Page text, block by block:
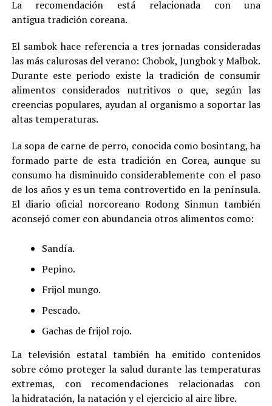
La recomendación está relacionada con una
antigua tradición coreana.
El sambok hace referencia a tres jornadas consideradas
las más calurosas del verano: Chobok, Jungbok y Malbok.
Durante este periodo existe la tradición de consumir
alimentos considerados nutritivos o que, según las
creencias populares, ayudan al organismo a soportar las
altas temperaturas.
La sopa de carne de perro, conocida como bosintang, ha
formado parte de esta tradición en Corea, aunque su
consumo ha disminuido considerablemente con el paso
de los años y es un tema controvertido en la península.
El diario oficial norcoreano Rodong Sinmun también
aconsejó comer con abundancia otros alimentos como:
Sandía.
Pepino.
Frijol mungo.
Pescado.
Gachas de frijol rojo.
La televisión estatal también ha emitido contenidos
sobre cómo proteger la salud durante las temperaturas
extremas, con recomendaciones relacionadas con
la hidratación, la natación y el ejercicio al aire libre.